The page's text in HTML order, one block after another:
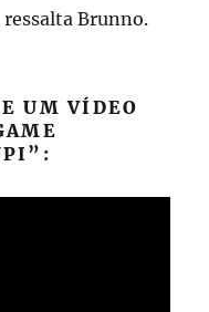
Brunno.
UM VÍDEO